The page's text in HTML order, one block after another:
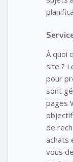
À quoi
site ?
pour
sont
pages
de
achats
vous